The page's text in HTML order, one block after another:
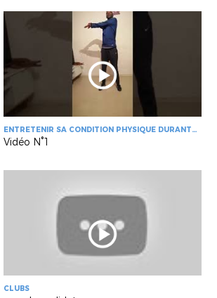
ENTRETENIR SA CONDITION PHYSIQUE DURANT
LE CONFINEMENT
Vidéo N°1
CLUBS